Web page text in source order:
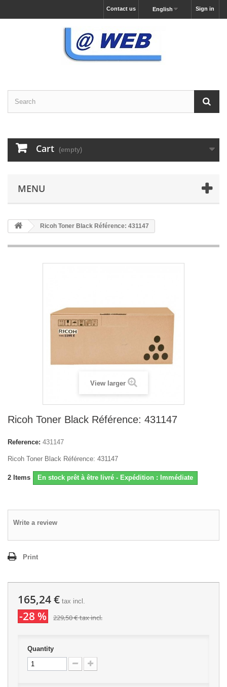
Sign in
English
Contact us
Cart (empty)
MENU
Ricoh Toner Black Référence: 431147
View larger
Ricoh Toner Black Référence: 431147
Reference: 431147
Ricoh Toner Black Référence: 431147
2 Items En stock prêt à être livré - Expédition : Immédiate
Write a review
Print
165,24 € tax incl.
-28 % 229,50 €tax incl.
Quantity